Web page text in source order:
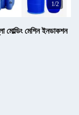
1/2
মেশিন ইনডাকশন